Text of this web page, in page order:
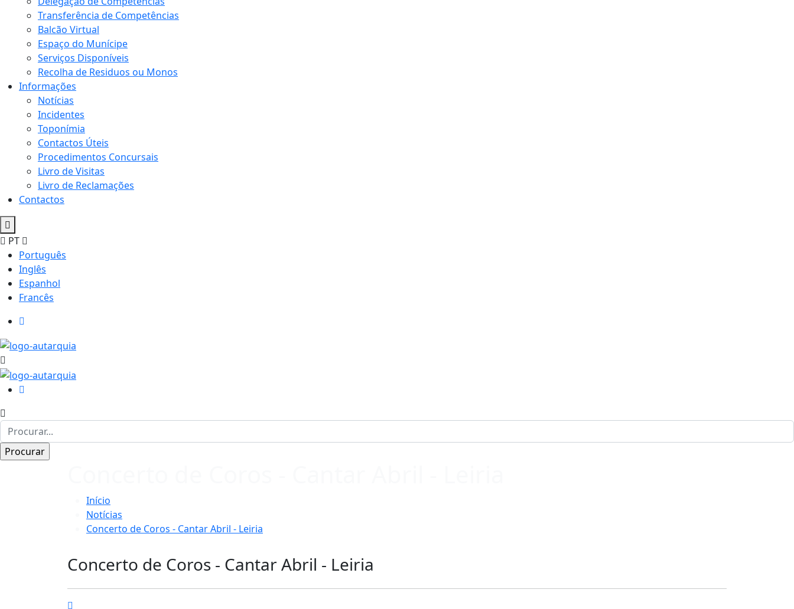
Transferência de Competências
Balcão Virtual
Espaço do Munícipe
Serviços Disponíveis
Recolha de Residuos ou Monos
Informações
Notícias
Incidentes
Toponímia
Contactos Úteis
Procedimentos Concursais
Livro de Visitas
Livro de Reclamações
Contactos
PT
Português
Inglês
Espanhol
Francês
Início
Notícias
Concerto de Coros - Cantar Abril - Leiria
Concerto de Coros - Cantar Abril - Leiria